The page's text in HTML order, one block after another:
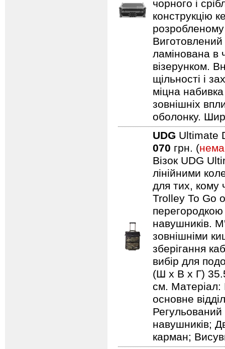
чорного і
конструкцію
ламінована в
візерунком.
щільності і
міцна
зовнішніх
оболонку.
UDG Ultimate
070 грн. (
Візок UDG
лінійними
для тих, кому
Trolley To Go
перегородкою
навушників.
зовнішніми
зберігання
вибір для
(Ш х В х Г)
см. Матеріал:
основне
Регульований
навушників;
карман;